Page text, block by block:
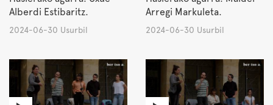
Alberdi Estibaritz.
2024-06-30 Usurbil
Arregi Markuleta.
2024-06-30 Usurbil